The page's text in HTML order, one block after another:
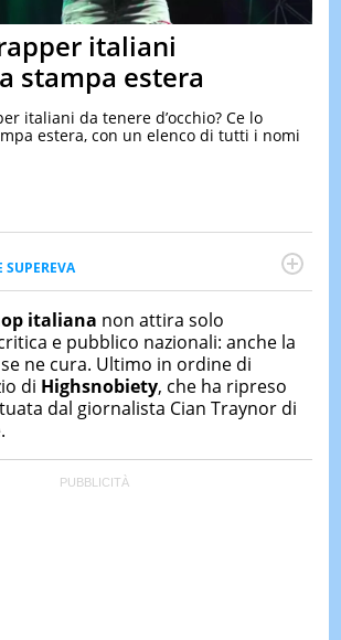
&
TEST
LE
LE
DI
IERI
italiani
stampa estera
italiani da tenere d’occhio? Ce lo
estera, con un elenco di tutti i nomi
SUPEREVA
il magazine di Italiaonline dedicato a
tutti ma soprattutto per la GenZ, molto
in cerca di notizie originali. Dalle
momento ai fatti più strani alle
divertenti: mille storie da scoprire ogni
italiana non attira solo
e pubblico nazionali: anche la
ne cura. Ultimo in ordine di
di Highsnobiety, che ha ripreso
dal giornalista Cian Traynor di